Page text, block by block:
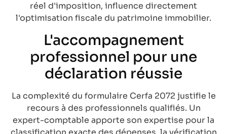
réel d'imposition, influence directement
l'optimisation fiscale du patrimoine immobilier.
L'accompagnement
professionnel pour une
déclaration réussie
La complexité du formulaire Cerfa 2072 justifie le
recours à des professionnels qualifiés. Un
expert-comptable apporte son expertise pour la